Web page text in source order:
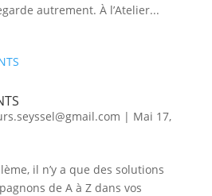
autrement. À l’Atelier...
| Mai 17,
il n’y a que des solutions
de A à Z dans vos